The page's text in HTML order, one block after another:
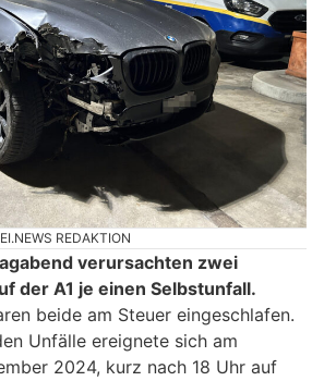
REDAKTION
verursachten zwei
der A1 je einen Selbstunfall.
beide am Steuer eingeschlafen.
Unfälle ereignete sich am
2024, kurz nach 18 Uhr auf